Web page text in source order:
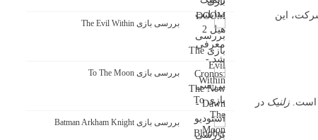
این
است. زلنیک در
بررسی بازی The Evil Within
بررسی بازی To The Moon
بررسی بازی Batman Arkham Knight